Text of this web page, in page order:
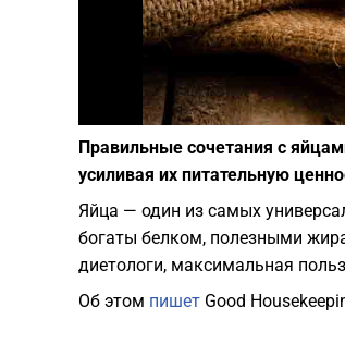
Правильные сочетания с
усиливая их питательную
Яйца — один из самых
богаты белком, полезными
диетологи, максимальная
Об этом пишет Good